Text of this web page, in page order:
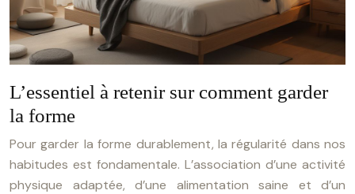
L’essentiel à retenir sur comment garder
la forme
Pour garder la forme durablement, la régularité dans nos
habitudes est fondamentale. L’association d’une activité
physique adaptée, d’une alimentation saine et d’un